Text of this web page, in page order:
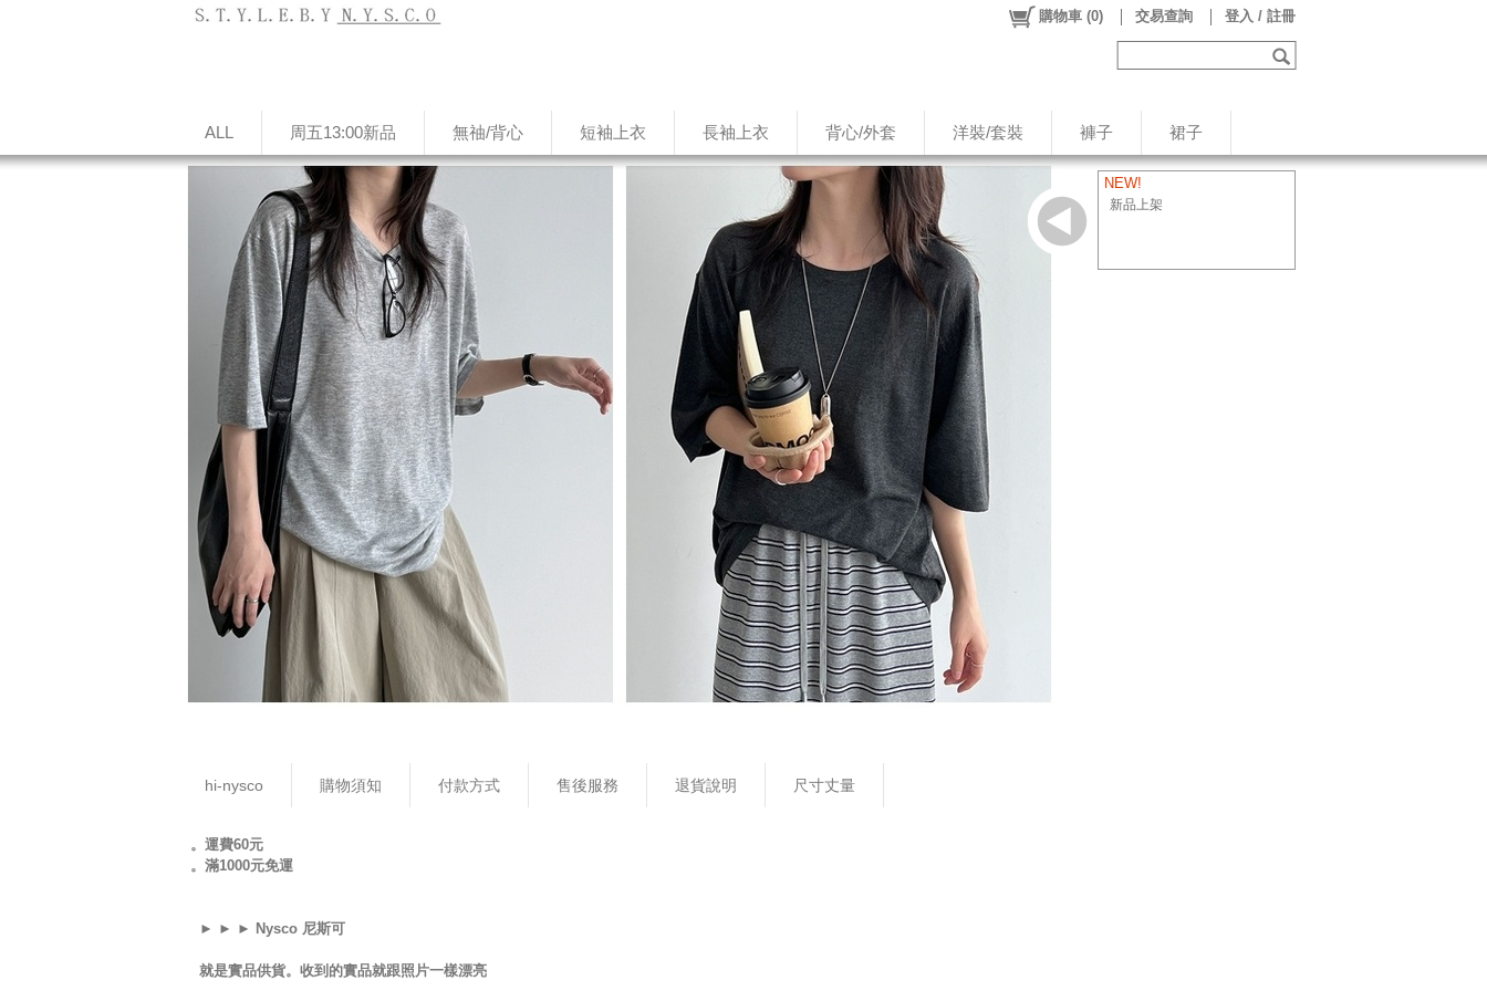
ALL 周五13:00新品 無䄂/背心 短袖上衣 長袖上衣 背心/外套 洋裝/套裝 褲子 裙子
購物車 (0) 交易查詢 登入 / 註冊
NEW!
新品上架
hi-nysco 購物須知 付款方式 售後服務 退貨說明 尺寸丈量
。運費60元
。滿1000元免運
► ► ► Nysco 尼斯可
就是實品供貨。收到的實品就跟照片一樣漂亮